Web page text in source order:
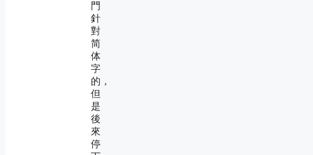
門
針
對
简
体
字
的，
但
是
後
來
停